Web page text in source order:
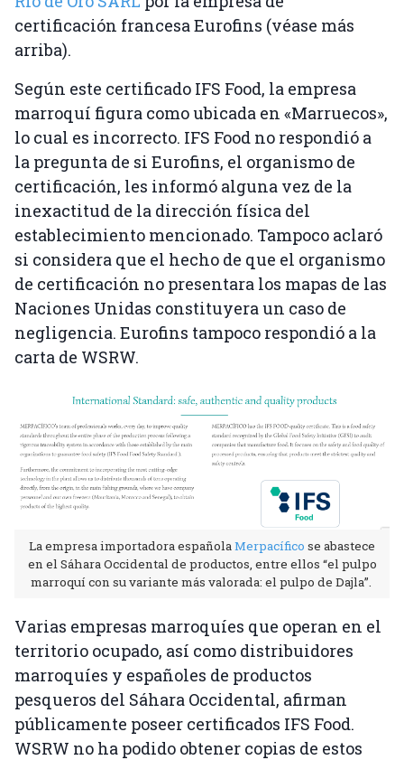
certificación francesa Eurofins (véase más
arriba).
Según este certificado IFS Food, la empresa
marroquí figura como ubicada en «Marruecos»,
lo cual es incorrecto. IFS Food no respondió a
la pregunta de si Eurofins, el organismo de
certificación, les informó alguna vez de la
inexactitud de la dirección física del
establecimiento mencionado. Tampoco aclaró
si considera que el hecho de que el organismo
de certificación no presentara los mapas de las
Naciones Unidas constituyera un caso de
negligencia. Eurofins tampoco respondió a la
carta de WSRW.
La empresa importadora españolaMerpacífico se abastece
en el Sáhara Occidental de productos, entre ellos “el pulpo
marroquí con su variante más valorada: el pulpo de Dajla”.
Varias empresas marroquíes que operan en el
territorio ocupado, así como distribuidores
marroquíes y españoles de productos
pesqueros del Sáhara Occidental, afirman
públicamente poseer certificados IFS Food.
WSRW no ha podido obtener copias de estos